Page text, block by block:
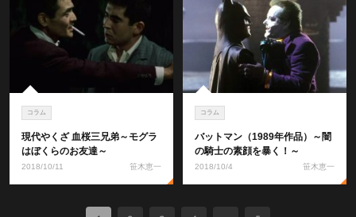
コラム
現代やくざ 血桜三兄弟～モグラ
はぼくらのお友達～
2018/10/11 笹木恵一
コラム
バットマン（1989年作品）～闇
の騎士の素顔を暴く！～
2018/10/4 笹木恵一